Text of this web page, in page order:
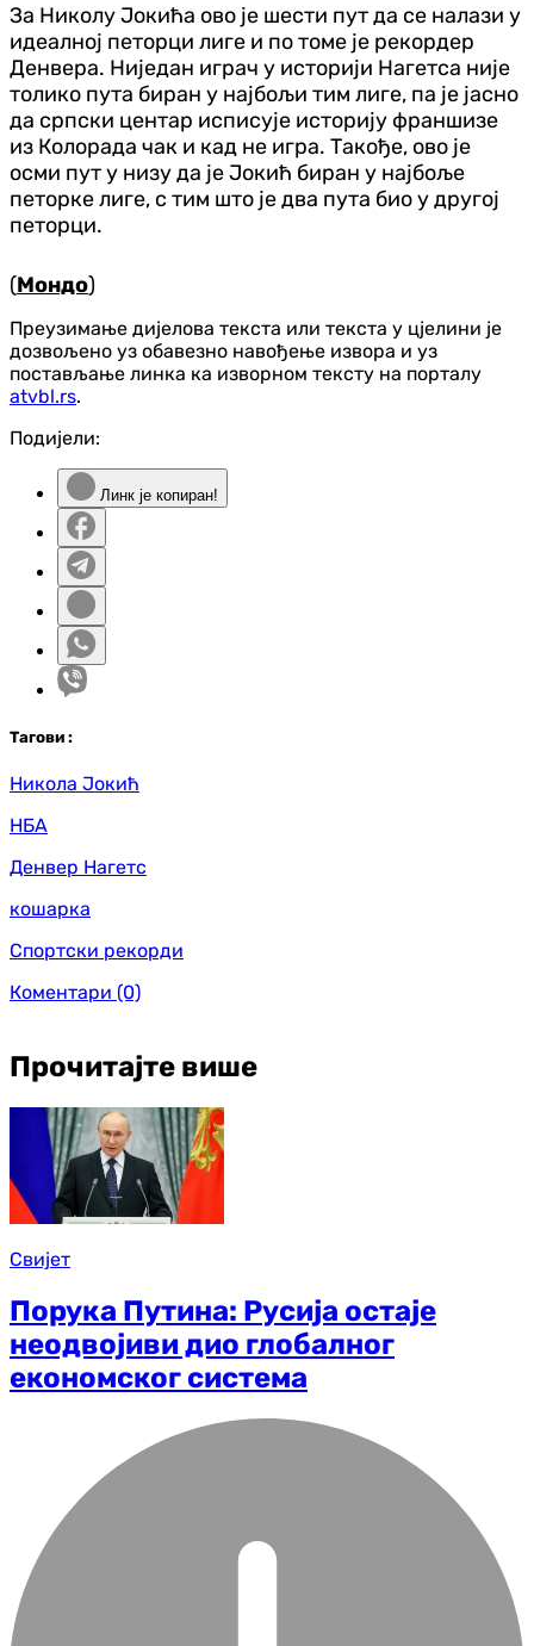
За Николу Јокића ово је шести пут да се налази у
идеалној петорци лиге и по томе је рекордер
Денвера. Ниједан играч у историји Нагетса није
толико пута биран у најбољи тим лиге, па је јасно
да српски центар исписује историју франшизе
из Колорада чак и кад не игра. Такође, ово је
осми пут у низу да је Јокић биран у најбоље
петорке лиге, с тим што је два пута био у другој
петорци.
(Мондо)
Преузимање дијелова текста или текста у цјелини је
дозвољено уз обавезно навођење извора и уз
постављање линка ка изворном тексту на порталу
atvbl.rs.
Подијели:
Линк је копиран!
Тагови :
Никола Јокић
НБА
Денвер Нагетс
кошарка
Спортски рекорди
Коментари (0)
Прочитајте више
Свијет
Порука Путина: Русија остаје
неодвојиви дио глобалног
економског система